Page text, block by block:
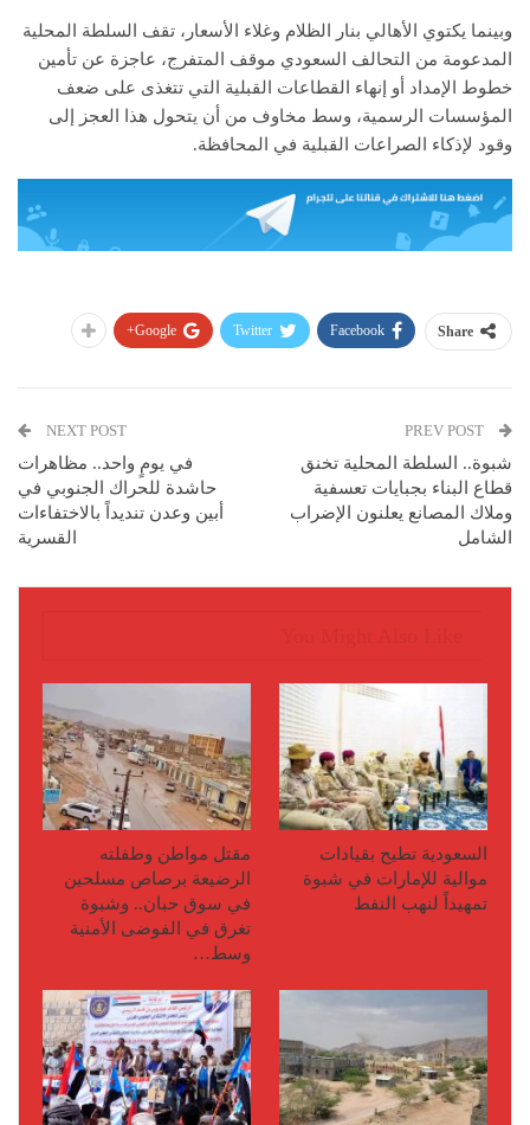
وبينما يكتوي الأهالي بنار الظلام وغلاء الأسعار، تقف السلطة المحلية
المدعومة من التحالف السعودي موقف المتفرج، عاجزة عن تأمين
خطوط الإمداد أو إنهاء القطاعات القبلية التي تتغذى على ضعف
المؤسسات الرسمية، وسط مخاوف من أن يتحول هذا العجز إلى
وقود لإذكاء الصراعات القبلية في المحافظة.
Share
Facebook
Twitter
Google+
شبوة.. السلطة المحلية تخنق
قطاع البناء بجبايات تعسفية
وملاك المصانع يعلنون الإضراب
الشامل
NEXT POST
في يومٍ واحد.. مظاهرات
حاشدة للحراك الجنوبي في
أبين وعدن تنديداً بالاختفاءات
القسرية
السعودية تطيح بقيادات
موالية للإمارات في شبوة
تمهيداً لنهب النفط
مقتل مواطن وطفلته
الرضيعة برصاص مسلحين
في سوق حبان.. وشبوة
تغرق في الفوضى الأمنية
وسط…